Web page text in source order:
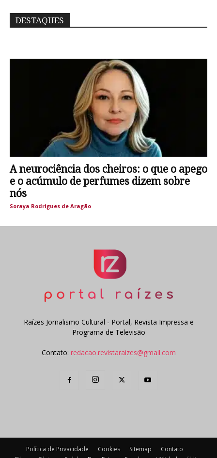
DESTAQUES
A neurociência dos cheiros: o que o apego
e o acúmulo de perfumes dizem sobre
nós
Soraya Rodrigues de Aragão
Raízes Jornalismo Cultural - Portal, Revista Impressa e
Programa de Televisão
Contato: redacao.revistaraizes@gmail.com
Política de Privacidade Cookies Sitemap
Contato